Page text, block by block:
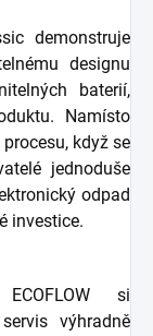
demonstruje
designu
baterií,
Namísto
když se
jednoduše
odpad
investice.
si
výhradně